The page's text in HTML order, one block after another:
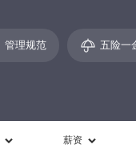
管理规范 五险一
薪资